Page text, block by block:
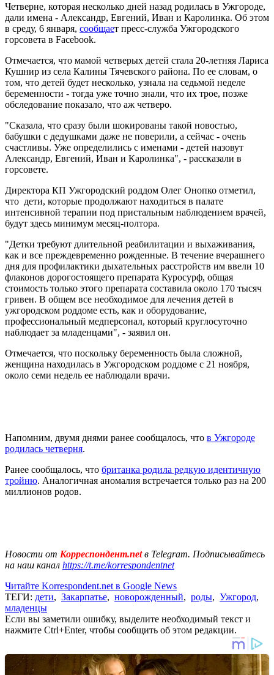
Четверне, которая несколько дней назад родилась в Ужгороде,
дали имена - Александр, Евгений, Иван и Каролинка. Об этом
в среду, 6 января, сообщает пресс-служба Ужгородского
горсовета в Facebook.
Отмечается, что мамой четверых детей стала 20-летняя Лариса
Кушнир из села Калины Тячевского района. По ее словам, о
том, что детей будет несколько, узнала на седьмой неделе
беременности - тогда уже точно знали, что их трое, позже
обследование показало, что аж четверо.
"Сказала, что сразу были шокированы такой новостью,
бабушки с дедушками даже не поверили, а сейчас - очень
счастливы. Уже определились с именами - детей назовут
Александр, Евгений, Иван и Каролинка", - рассказали в
горсовете.
Директора КП Ужгородский роддом Олег Онопко отметил,
что дети, которые продолжают находиться в палате
интенсивной терапии под пристальным наблюдением врачей,
будут здесь минимум месяц-полтора.
"Детки требуют длительной реабилитации и выхаживания,
как и все преждевременно рожденные. В течение вчерашнего
дня для профилактики дыхательных расстройств им ввели 10
флаконов дорогостоящего препарата Куросурф, общая
стоимость только этого препарата составила около 170 тысяч
гривен. В общем все необходимое для лечения детей в
ужгородском роддоме есть, как и оборудование,
профессиональный медперсонал, который круглосуточно
наблюдает за младенцами", - заявил он.
Отмечается, что поскольку беременность была сложной,
женщина находилась в Ужгородском роддоме с 21 ноября,
около семи недель ее наблюдали врачи.
Напомним, двумя днями ранее сообщалось, что в Ужгороде
родилась четверня.
Ранее сообщалось, что британка родила редкую идентичную
тройню. Аналогичная аномалия встречается только раз на 200
миллионов родов.
Новости от Корреспондент.netв Telegram. Подписывайтесь
на наш канал https://t.me/korrespondentnet
Читайте Korrespondent.net в Google News
ТЕГИ: дети, Закарпатье, новорожденный, роды, Ужгород,
младенцы
Если вы заметили ошибку, выделите необходимый текст и
нажмите Ctrl+Enter, чтобы сообщить об этом редакции.